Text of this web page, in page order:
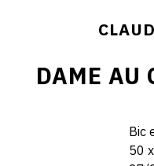
DAME AU
Bic
50